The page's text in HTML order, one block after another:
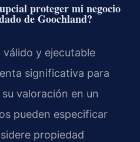
proteger mi negocio
de Goochland?
y ejecutable
significativa para
valoración en un
pueden especificar
propiedad